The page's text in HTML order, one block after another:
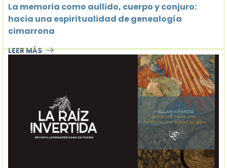
La memoria como aullido, cuerpo y conjuro:
hacia una espiritualidad de genealogía
cimarrona
LEER MÁS